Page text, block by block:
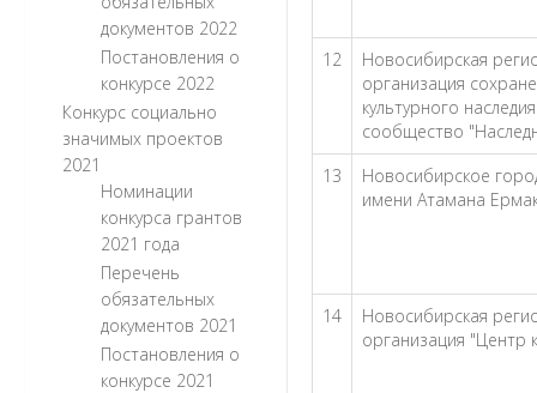
документов 2022
Постановления о
конкурсе 2022
Конкурс социально
значимых проектов
2021
Номинации
конкурса грантов
2021 года
Перечень
обязательных
документов 2021
Постановления о
конкурсе 2021
12
Новосибирская
организация
культурного
сообщество
13
Новосибирское
имени Атамана
14
Новосибирская
организация "Центр